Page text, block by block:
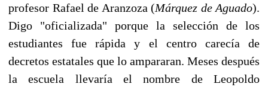
profesor Rafael de Aranzoza (Márquez de Aguado).
Digo "oficializada" porque la selección de los
estudiantes fue rápida y el centro carecía de
decretos estatales que lo ampararan. Meses después
la escuela llevaría el nombre de Leopoldo